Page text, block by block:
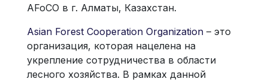
AFoCO в г. Алматы, Казахстан.
Asian Forest Cooperation Organization – это
организация, которая нацелена на
укрепление сотрудничества в области
лесного хозяйства. В рамках данной